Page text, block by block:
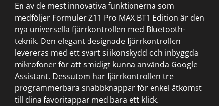
En av de mest innovativa funktionerna som
medföljer Formuler Z11 Pro MAX BT1 Edition är den
nya universella fjärrkontrollen med Bluetooth-
teknik. Den elegant designade fjärrkontrollen
levereras med ett svart silikonskydd och inbyggda
mikrofoner för att smidigt kunna använda Google
Assistant. Dessutom har fjärrkontrollen tre
programmerbara snabbknappar för enkel åtkomst
till dina favoritappar med bara ett klick.